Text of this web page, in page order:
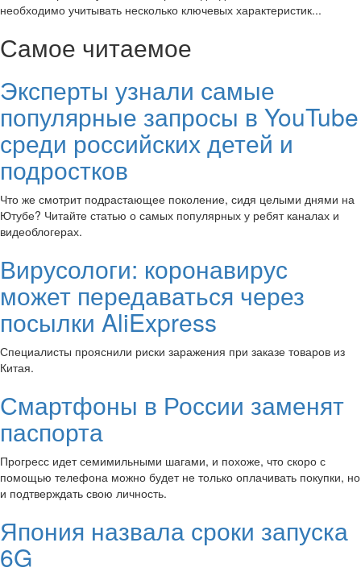
необходимо учитывать несколько ключевых характеристик...
Самое читаемое
Эксперты узнали самые
популярные запросы в YouTube
среди российских детей и
подростков
Что же смотрит подрастающее поколение, сидя целыми днями на
Ютубе? Читайте статью о самых популярных у ребят каналах и
видеоблогерах.
Вирусологи: коронавирус
может передаваться через
посылки AliExpress
Специалисты прояснили риски заражения при заказе товаров из
Китая.
Смартфоны в России заменят
паспорта
Прогресс идет семимильными шагами, и похоже, что скоро с
помощью телефона можно будет не только оплачивать покупки, но
и подтверждать свою личность.
Япония назвала сроки запуска
6G